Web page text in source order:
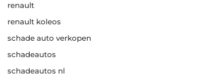
renault
renault koleos
schade auto verkopen
schadeautos
schadeautos nl